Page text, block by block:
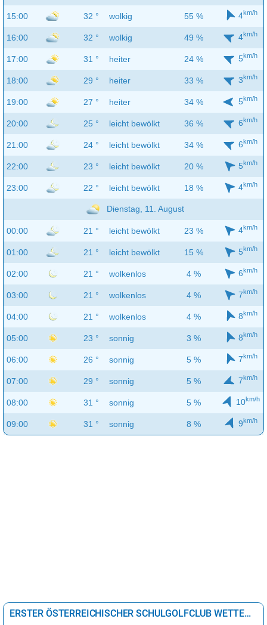
15:00 32 ° wolkig 55 % 4km/h
16:00 32 ° wolkig 49 % 4km/h
17:00 31 ° heiter 24 % 5km/h
18:00 29 ° heiter 33 % 3km/h
19:00 27 ° heiter 34 % 5km/h
20:00 25 ° leicht bewölkt 36 % 6km/h
21:00 24 ° leicht bewölkt 34 % 6km/h
22:00 23 ° leicht bewölkt 20 % 5km/h
23:00 22 ° leicht bewölkt 18 % 4km/h
Dienstag, 11. August
00:00 21 ° leicht bewölkt 23 % 4km/h
01:00 21 ° leicht bewölkt 15 % 5km/h
02:00 21 ° wolkenlos 4 % 6km/h
03:00 21 ° wolkenlos 4 % 7km/h
04:00 21 ° wolkenlos 4 % 8km/h
05:00 23 ° sonnig 3 % 8km/h
06:00 26 ° sonnig 5 % 7km/h
07:00 29 ° sonnig 5 % 7km/h
08:00 31 ° sonnig 5 % 10km/h
09:00 31 ° sonnig 8 % 9km/h
ERSTER ÖSTERREICHISCHER SCHULGOLFCLUB WETTER IN 25 - 48 STUNDEN